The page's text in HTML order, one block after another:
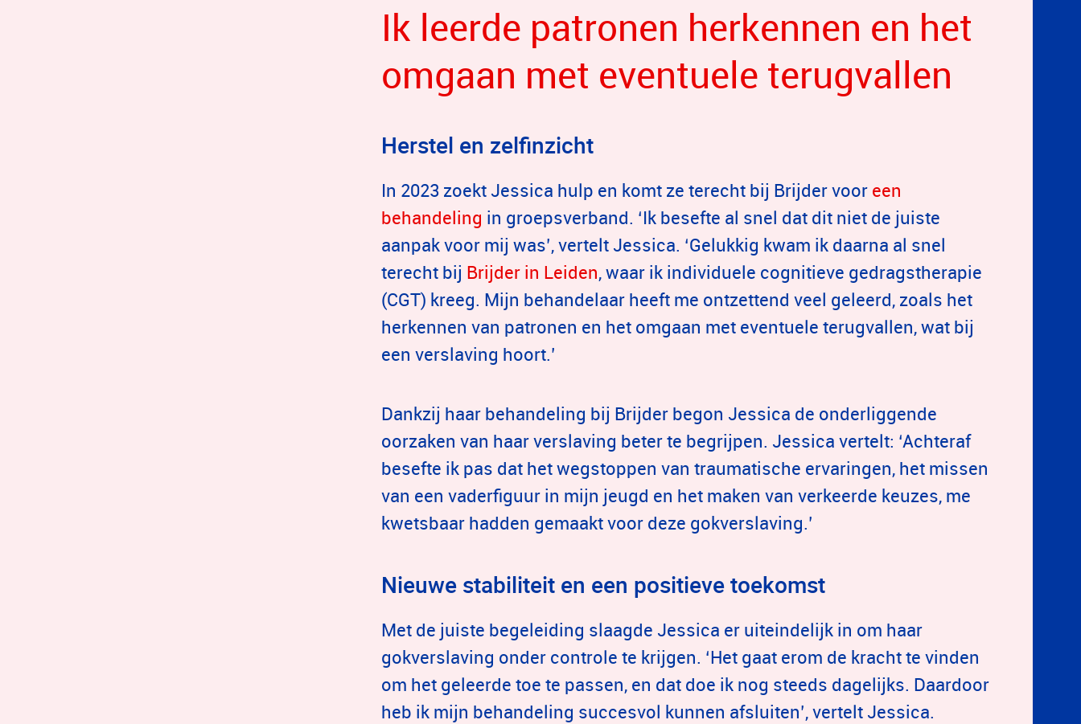
Ik leerde patronen herkennen en het
omgaan met eventuele terugvallen
Herstel en zelfinzicht
In 2023 zoekt Jessica hulp en komt ze terecht bij Brijder voor een
behandeling in groepsverband. ‘Ik besefte al snel dat dit niet de juiste
aanpak voor mij was’, vertelt Jessica. ‘Gelukkig kwam ik daarna al snel
terecht bij Brijder in Leiden, waar ik individuele cognitieve gedragstherapie
(CGT) kreeg. Mijn behandelaar heeft me ontzettend veel geleerd, zoals het
herkennen van patronen en het omgaan met eventuele terugvallen, wat bij
een verslaving hoort.’
Dankzij haar behandeling bij Brijder begon Jessica de onderliggende
oorzaken van haar verslaving beter te begrijpen. Jessica vertelt: ‘Achteraf
besefte ik pas dat het wegstoppen van traumatische ervaringen, het missen
van een vaderfiguur in mijn jeugd en het maken van verkeerde keuzes, me
kwetsbaar hadden gemaakt voor deze gokverslaving.’
Nieuwe stabiliteit en een positieve toekomst
Met de juiste begeleiding slaagde Jessica er uiteindelijk in om haar
gokverslaving onder controle te krijgen. ‘Het gaat erom de kracht te vinden
om het geleerde toe te passen, en dat doe ik nog steeds dagelijks. Daardoor
heb ik mijn behandeling succesvol kunnen afsluiten’, vertelt Jessica.